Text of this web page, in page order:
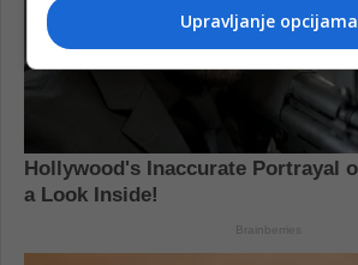
Upravljanje opcijama